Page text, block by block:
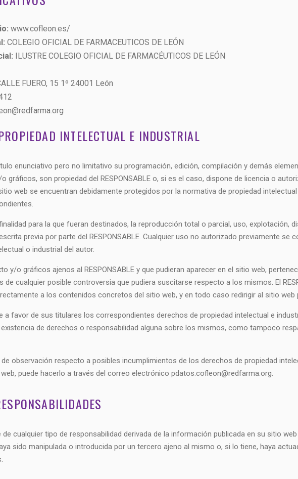
www.cofleon.es/
COLEGIO OFICIAL DE FARMACEUTICOS DE LEÓN
ILUSTRE COLEGIO OFICIAL DE FARMACÉUTICOS DE LEÓN
FUERO, 15 1º 24001 León
INTELECTUAL E INDUSTRIAL
enunciativo pero no limitativo su programación, edición, compilación y demás
gráficos, son propiedad del RESPONSABLE o, si es el caso, dispone de licencia o
web se encuentran debidamente protegidos por la normativa de propiedad
para la que fueran destinados, la reproducción total o parcial, uso, explotación,
previa por parte del RESPONSABLE. Cualquier uso no autorizado previamente se
o industrial del autor.
y/o gráficos ajenos al RESPONSABLE y que pudieran aparecer en el sitio web,
cualquier posible controversia que pudiera suscitarse respecto a los mismos. El
a los contenidos concretos del sitio web, y en todo caso redirigir al sitio web
a favor de sus titulares los correspondientes derechos de propiedad intelectual e
de derechos o responsabilidad alguna sobre los mismos, como tampoco
observación respecto a posibles incumplimientos de los derechos de propiedad
puede hacerlo a través del correo electrónico pdatos.cofleon@redfarma.org.
de cualquier tipo de responsabilidad derivada de la información publicada en su sitio
sido manipulada o introducida por un tercero ajeno al mismo o, si lo tiene, haya